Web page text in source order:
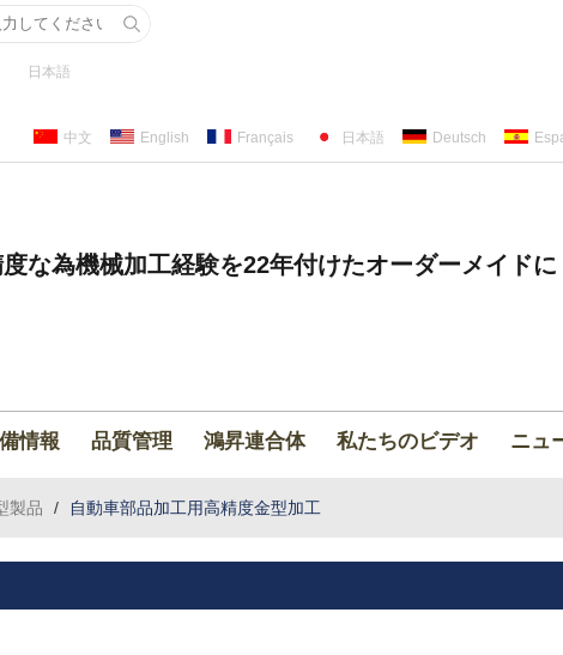
日本語
中文 English Français 日本語 Deutsch
な為機械加工経験を22年付けたオーダーメイドに
情報 品質管理 鴻昇連合体 私たちのビデオ ニュ
製品 / 自動車部品加工用高精度金型加工